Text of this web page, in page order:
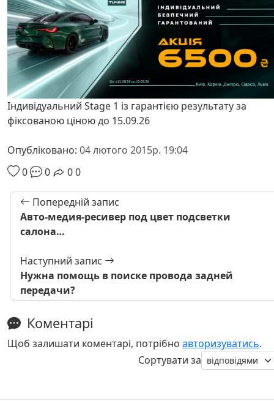
Індивідуальний Stage 1 із гарантією результату за
фіксованою ціною до 15.09.26
Опубліковано: 04 лютого 2015р. 19:04
0
0 00
Попередній запис
Авто-медия-ресивер под цвет подсветки
салона…
Наступний запис
Нужна помощь в поиске провода задней
передачи?
Коментарі
Щоб залишати коментарі, потрібно авторизуватись.
Сортувати за